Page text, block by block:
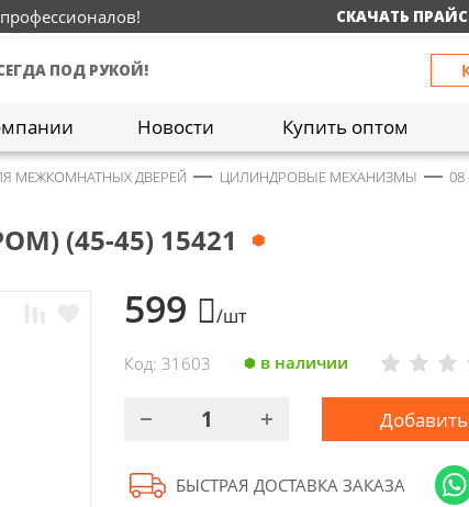
СКАЧАТЬ ПРАЙС
ПОД РУКОЙ!
Новости Купить оптом
МЕЖКОМНАТНЫХ ДВЕРЕЙ ЦИЛИНДРОВЫЕ МЕХАНИЗМЫ
(45-45) 15421
599 /шт
Код: 31603 в наличии
БЫСТРАЯ ДОСТАВКА ЗАКАЗА